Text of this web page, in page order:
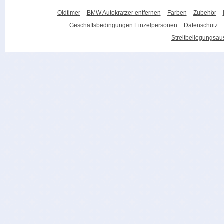
Oldtimer BMW Autokratzer entfernen Farben Zubehör
Geschäftsbedingungen Einzelpersonen
Datenschutz